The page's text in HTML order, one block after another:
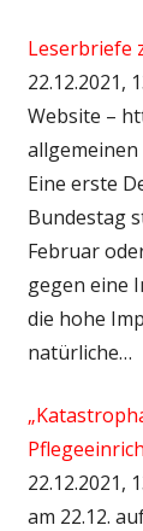
Leserbriefe
22.12.2021,
Website –
Eine erste
Bundestag
Februar
gegen eine
die hohe
natürliche…
22.12.2021,
am 22.12.